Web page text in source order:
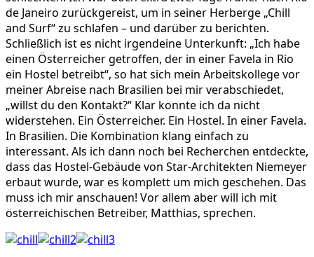
de Janeiro zurückgereist, um in seiner Herberge „Chill
and Surf“ zu schlafen – und darüber zu berichten.
Schließlich ist es nicht irgendeine Unterkunft: „Ich habe
einen Österreicher getroffen, der in einer Favela in Rio
ein Hostel betreibt“, so hat sich mein Arbeitskollege vor
meiner Abreise nach Brasilien bei mir verabschiedet,
„willst du den Kontakt?“ Klar konnte ich da nicht
widerstehen. Ein Österreicher. Ein Hostel. In einer Favela.
In Brasilien. Die Kombination klang einfach zu
interessant. Als ich dann noch bei Recherchen entdeckte,
dass das Hostel-Gebäude von Star-Architekten Niemeyer
erbaut wurde, war es komplett um mich geschehen. Das
muss ich mir anschauen! Vor allem aber will ich mit
österreichischen Betreiber, Matthias, sprechen.